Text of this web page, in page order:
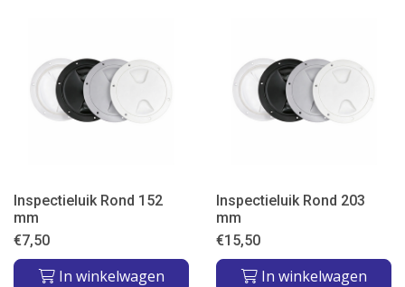
Inspectieluik Rond 152
mm
€7,50
In winkelwagen
Inspectieluik Rond 203
mm
€15,50
In winkelwagen